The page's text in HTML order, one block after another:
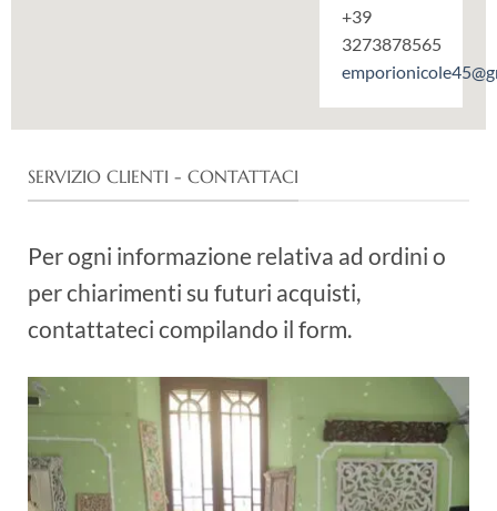
+39
3273878565
SERVIZIO CLIENTI - CONTATTACI
Per ogni informazione relativa ad ordini o
per chiarimenti su futuri acquisti,
contattateci compilando il form.